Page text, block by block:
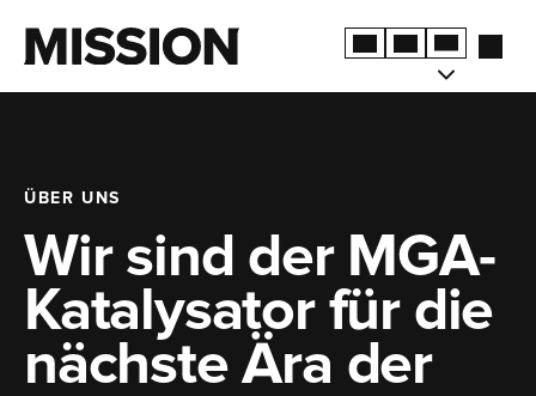
ÜBER UNS
Wir sind der MGA-
Katalysator für die
nächste Ära der